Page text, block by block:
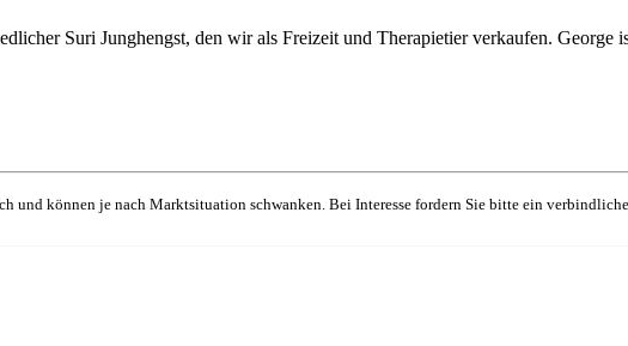
Suri Junghengst, den wir als Freizeit und Therapietier verkaufen.
und können je nach Marktsituation schwanken. Bei Interesse fordern Sie bitte ein